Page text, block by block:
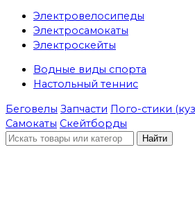
Электровелосипеды
Электросамокаты
Электроскейты
Водные виды спорта
Настольный теннис
Беговелы Запчасти Пого-стики
Самокаты Скейтборды
Найти